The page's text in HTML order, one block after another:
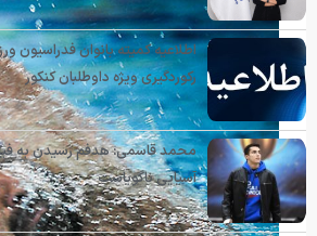
اطلاعیه کمیته بانوان فدراسیون
رکوردگیری ویژه داوطلبان کنکور
آسیایی ناگویاست